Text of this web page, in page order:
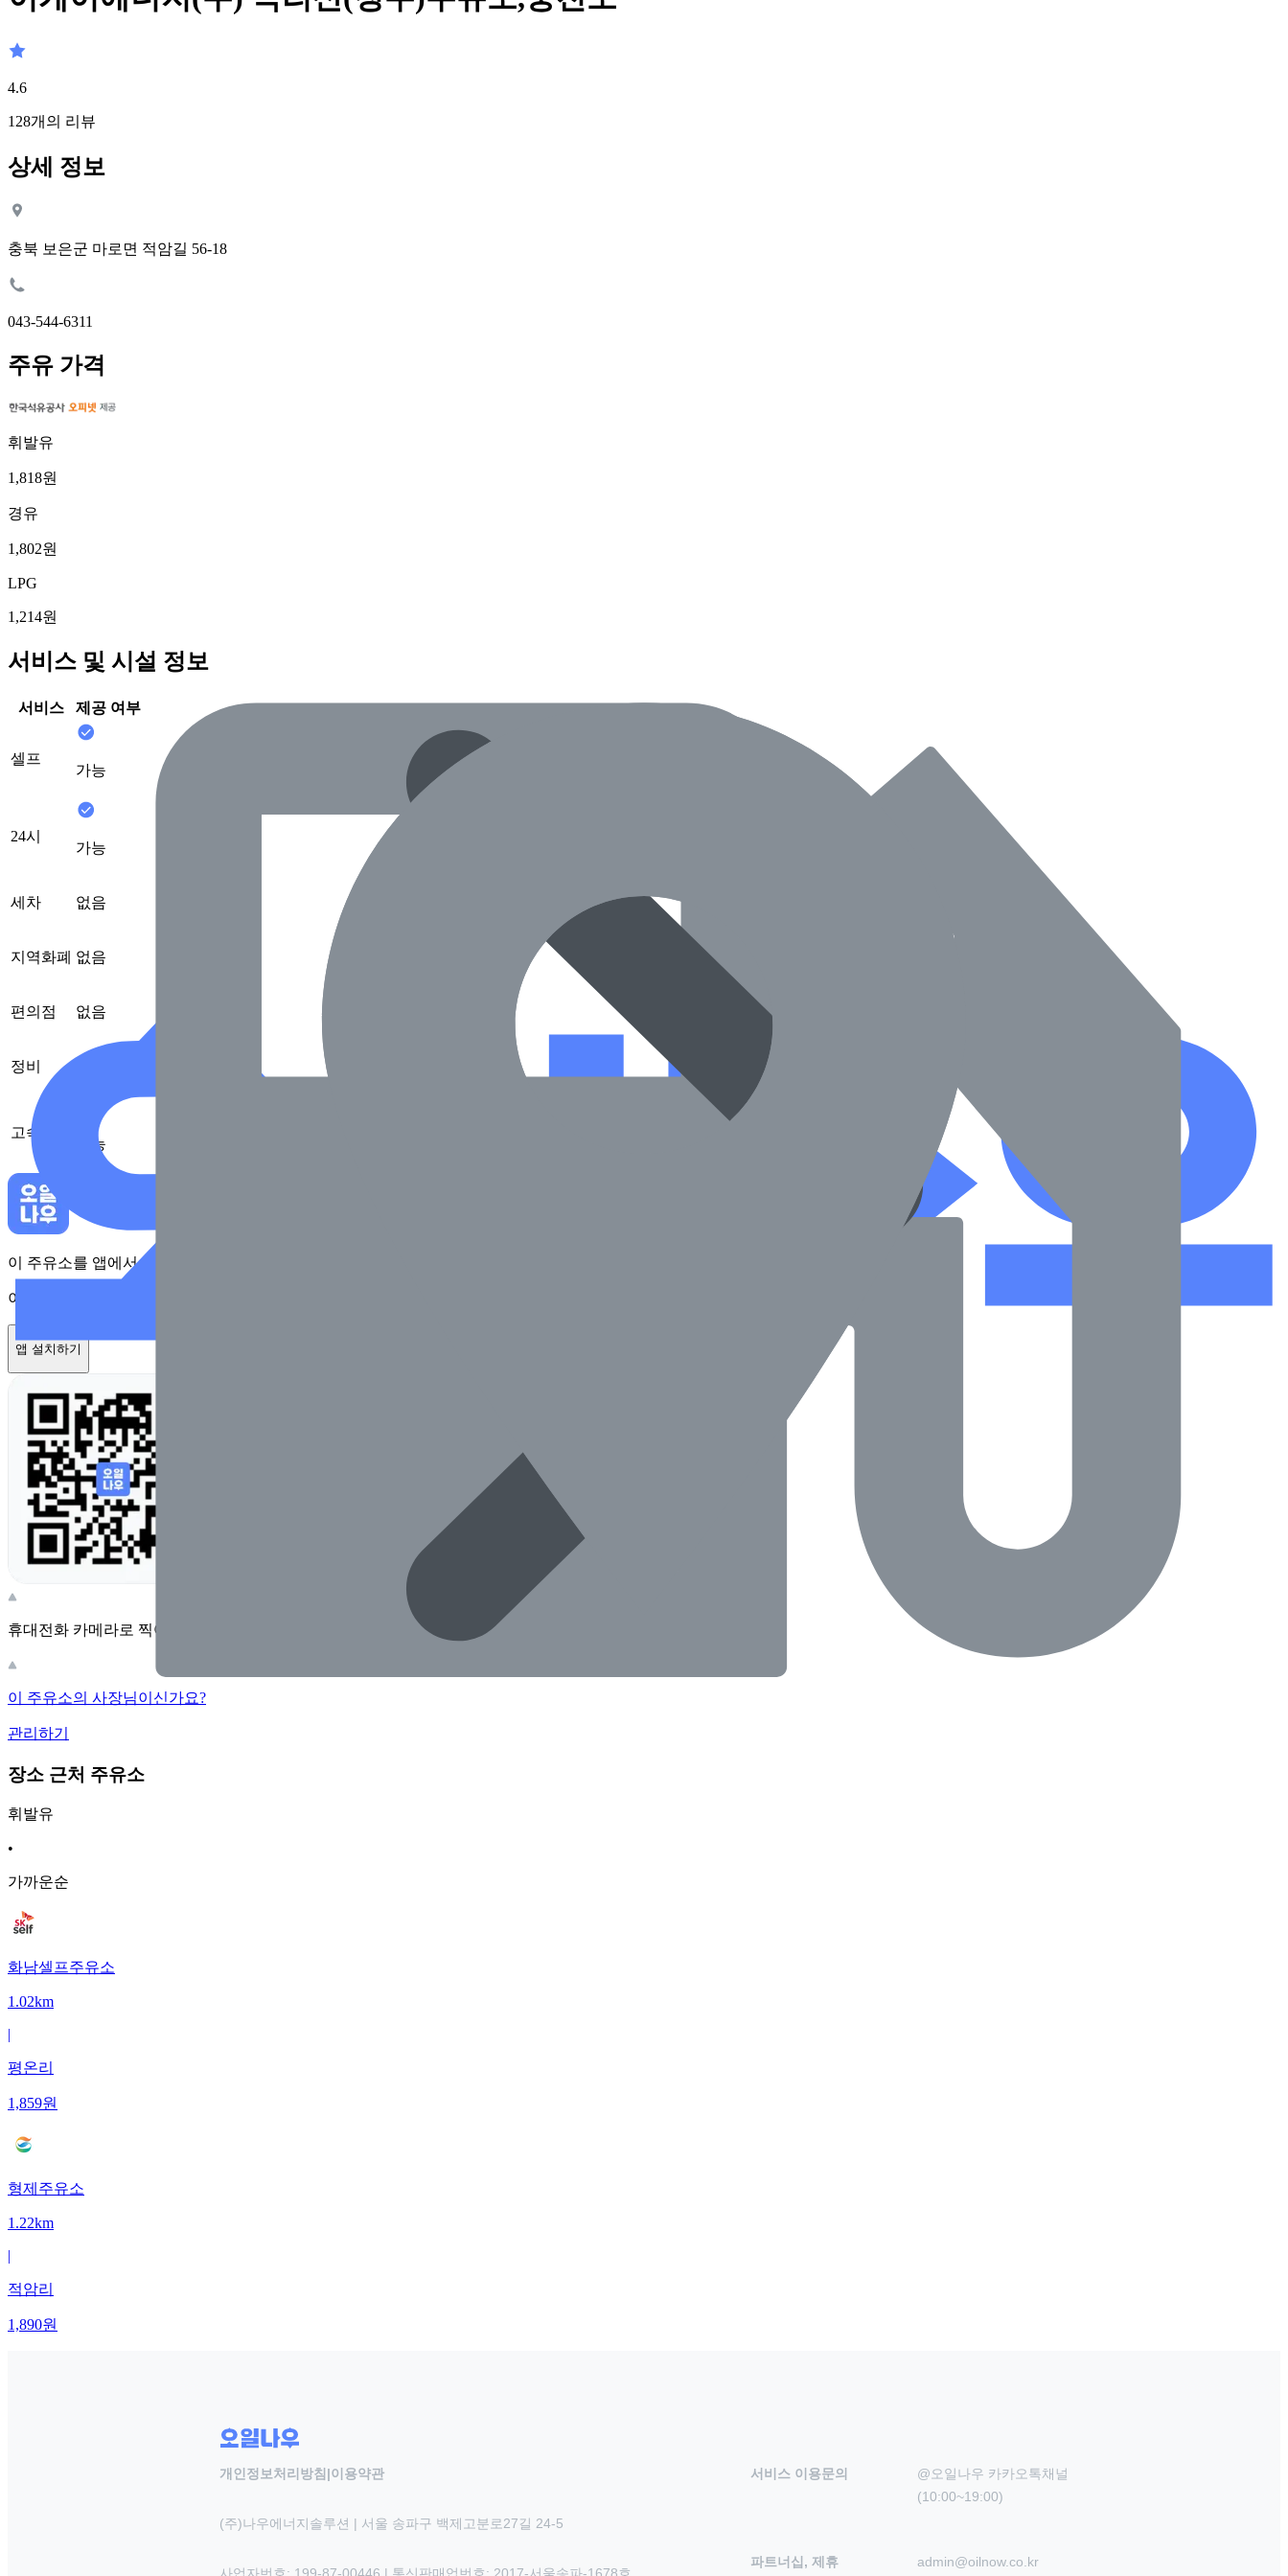
4.6
128개의 리뷰
상세 정보
충북 보은군 마로면 적암길 56-18
043-544-6311
주유 가격
휘발유
1,818원
경유
1,802원
LPG
1,214원
서비스 및 시설 정보
서비스 제공 여부
셀프
가능
24시
가능
세차 없음
지역화폐 없음
편의점 없음
정비
고속도로
가능
이 주유소를 앱에서 확인하고 최대 1만원 혜택을 받아보세요
이 주유소를 앱에서 확인하고 최대 1만원 혜택을 받아보세요
앱 설치하기
휴대전화 카메라로 찍어보세요
이 주유소의 사장님이신가요?
관리하기
장소 근처 주유소
휘발유
•
가까운순
화남셀프주유소
1.02km
|
평온리
1,859원
형제주유소
1.22km
|
적암리
1,890원
개인정보처리방침 |이용약관
(주)나우에너지솔루션 | 서울 송파구 백제고분로27길 24-5
서비스 이용문의
@오일나우 카카오톡채널
(10:00~19:00)
파트너십, 제휴 admin@oilnow.co.kr